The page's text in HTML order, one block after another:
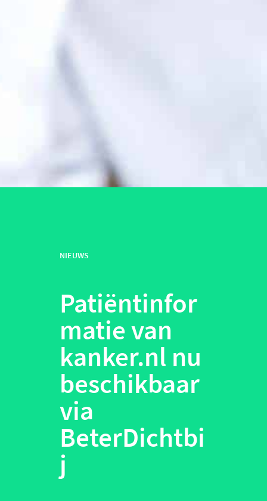
NIEUWS
Patiëntinfor
matie van
kanker.nl nu
beschikbaar
via
BeterDichtbi
j